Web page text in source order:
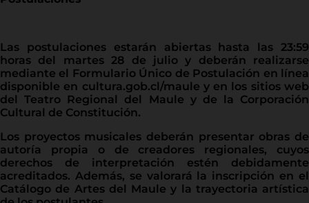
Las postulaciones estarán abiertas hasta las 23:59
horas del martes 28 de julio y deberán realizarse
mediante el Formulario Único de Postulación en línea
disponible en cultura.gob.cl/maule y en los sitios web
del Teatro Regional del Maule y de la Corporación
Cultural de Constitución.
Los proyectos musicales deberán presentar obras de
autoría propia o de creadores regionales, cuyos
derechos de interpretación estén debidamente
acreditados. Además, se valorará la inscripción en el
Catálogo de Artes del Maule y la trayectoria artística